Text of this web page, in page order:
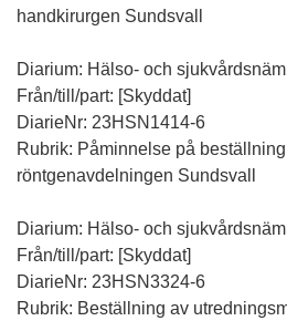
handkirurgen Sundsvall
Diarium: Hälso- och
Från/till/part: [Skyddat]
DiarieNr: 23HSN1414-6
Rubrik: Påminnelse på
röntgenavdelningen Sundsvall
Diarium: Hälso- och
Från/till/part: [Skyddat]
DiarieNr: 23HSN3324-6
Rubrik: Beställning av